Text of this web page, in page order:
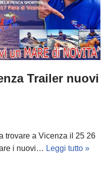
Trailer nuovi
trovare a Vicenza il 25 26
i nuovi… Leggi tutto »